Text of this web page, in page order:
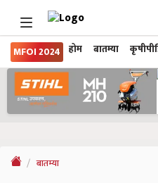
MFOI 2024 होम बातम्या
बातम्या